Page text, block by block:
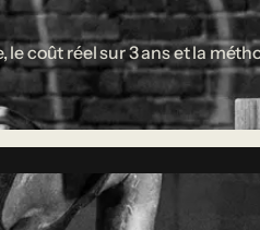
coût réel sur 3 ans et la